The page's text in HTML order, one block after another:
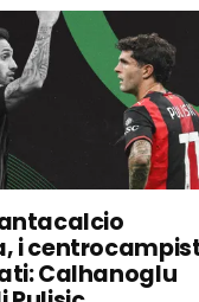
i
Calhanoglu